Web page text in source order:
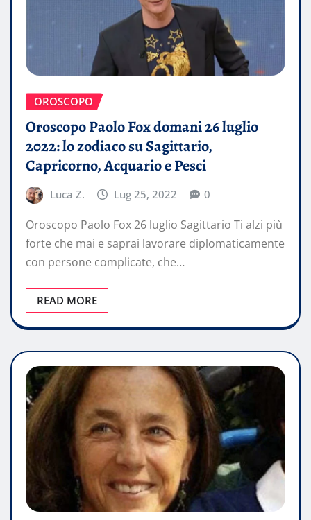
OROSCOPO
Oroscopo Paolo Fox domani 26 luglio
2022: lo zodiaco su Sagittario,
Capricorno, Acquario e Pesci
Luca Z. Lug 25, 2022 0
Oroscopo Paolo Fox 26 luglio Sagittario Ti alzi più
forte che mai e saprai lavorare diplomaticamente
con persone complicate, che…
READ MORE